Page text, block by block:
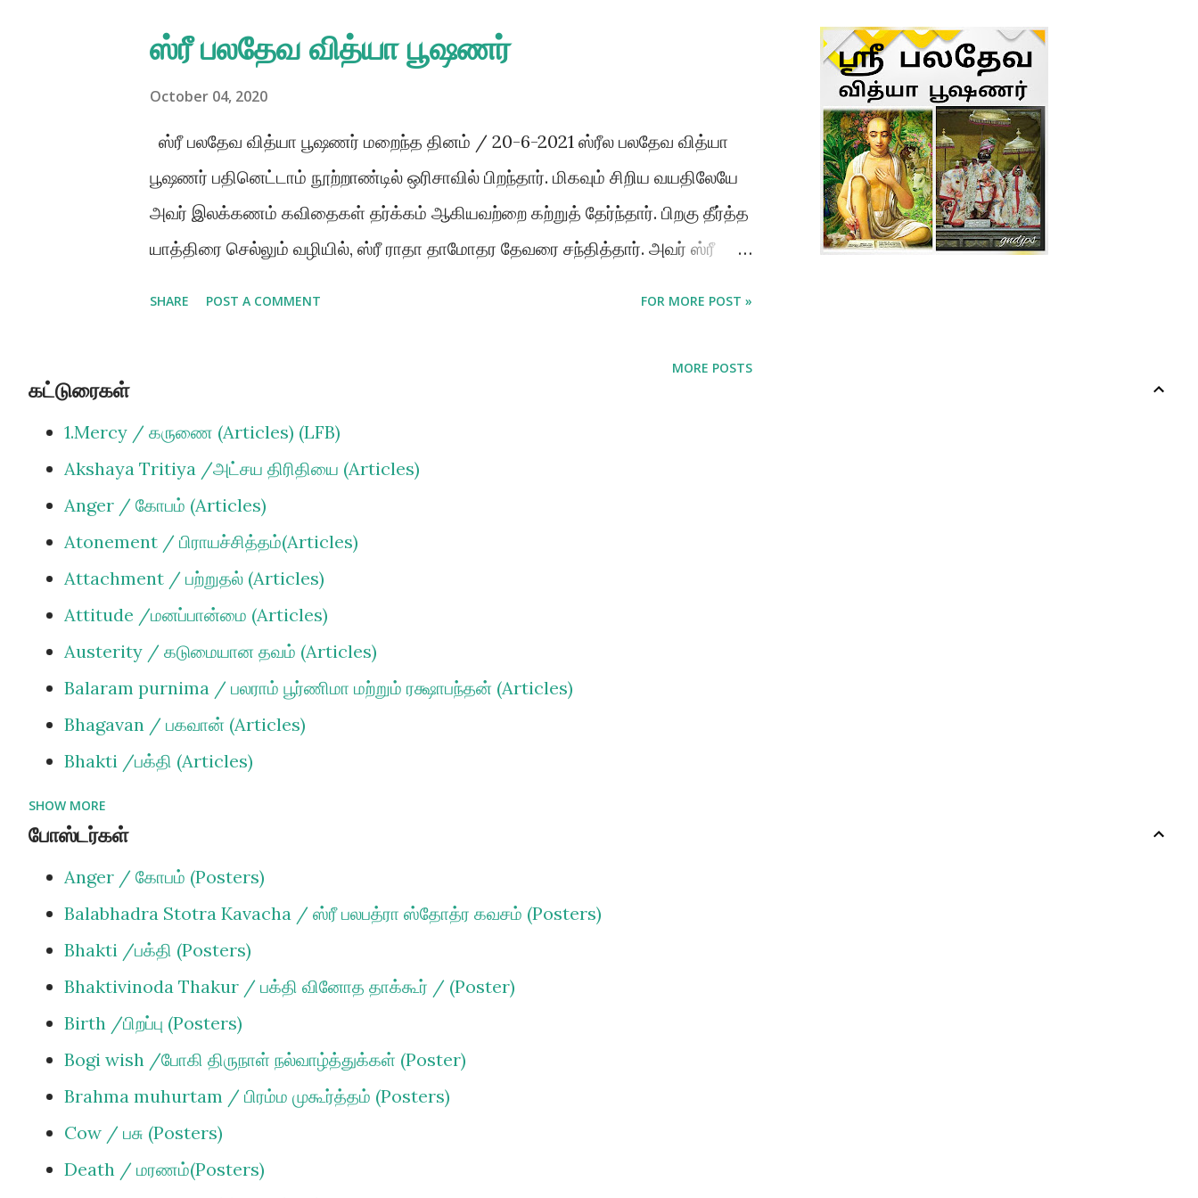
ஸ்ரீ பலதேவ வித்யா பூஷணர்
October 04, 2020
ஸ்ரீ பலதேவ வித்யா பூஷணர் மறைந்த தினம் / 20-6-2021 ஸ்ரீல பலதேவ வித்யா
பூஷணர் பதினெட்டாம் நூற்றாண்டில் ஒரிசாவில் பிறந்தார். மிகவும் சிறிய வயதிலேயே
அவர் இலக்கணம் கவிதைகள் தர்க்கம் ஆகியவற்றை கற்றுத் தேர்ந்தார். பிறகு தீர்த்த
யாத்திரை செல்லும் வழியில், ஸ்ரீ ராதா தாமோதர தேவரை சந்தித்தார். அவர் ஸ்ரீ
காலத்திலேயே கௌடிய வைஷ்ணவ சித்தாந்தத்தை, அவரிடம் கற்று, அதில்
கைதேர்ந்தவர் ஆனார். கௌடிய வைஷ்ணவ ஆச்சாரியரான விஸ்வநாத சக்கரவர்த்தி
தாக்கூரிடம், பகவானின் சக்தியானது, ஒரே சமயத்தில் பகவானுடன் ஒன்றாகவும்,
வேறாகவும் உள்ளது என்ற ( "அசிந்தியபேதா பேத தத்துவம்") கௌடிய வைஷ்ணவத்
தத்துவ உபதேசத்தை பெற்றார். ஒரு நாள் ஜெய்ப்பூர் அரசவையில் ஸ்ரீ ராமானுஜ
சம்பிரதாயத்தை சேர்ந்த சிலர், கௌடிய சம்பிரதாயத்தை பற்றி விவாதம் நடத்த
ஆரம்பித்தனர். அவர்கள் ...
SHARE POST A COMMENT FOR MORE POST »
MORE POSTS
கட்டுரைகள்
1.Mercy / கருணை (Articles) (LFB)
Akshaya Tritiya /அட்சய திரிதியை (Articles)
Anger / கோபம் (Articles)
Atonement / பிராயச்சித்தம்(Articles)
Attachment / பற்றுதல் (Articles)
Attitude /மனப்பான்மை (Articles)
Austerity / கடுமையான தவம் (Articles)
Balaram purnima / பலராம் பூர்ணிமா மற்றும் ரக்ஷாபந்தன் (Articles)
Bhagavan / பகவான் (Articles)
Bhakti /பக்தி (Articles)
Bhisma. / பீஷ்மதேவர் (Articles)
Creations / ஸ்ருஷ்டி (Articles)
Death / மரணம்(Articles)
Deity worship / விக்ரஹ வழிபாடு (Articles)
Devotional Service / பக்தி தொண்டு (Articles)
Dharma / தர்மம் (Articles)
Distress /துன்பம் (Articles)
Duty /கடமை (Articles)
Ego /அகஙகாரம் (Articles)
SHOW MORE
போஸ்டர்கள்
Anger / கோபம் (Posters)
Balabhadra Stotra Kavacha / ஸ்ரீ பலபத்ரா ஸ்தோத்ர கவசம் (Posters)
Bhakti /பக்தி (Posters)
Bhaktivinoda Thakur / பக்தி வினோத தாக்கூர் / (Poster)
Birth /பிறப்பு (Posters)
Bogi wish /போகி திருநாள் நல்வாழ்த்துக்கள் (Poster)
Brahma muhurtam / பிரம்ம முகூர்த்தம் (Posters)
Cow / பசு (Posters)
Death / மரணம்(Posters)